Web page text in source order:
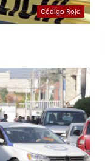
Código Rojo